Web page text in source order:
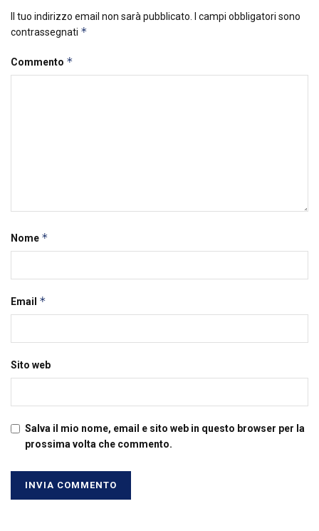
Il tuo indirizzo email non sarà pubblicato.
I campi obbligatori sono
contrassegnati *
Commento *
Nome *
Email *
Sito web
Salva il mio nome, email e sito web in questo browser per la
prossima volta che commento.